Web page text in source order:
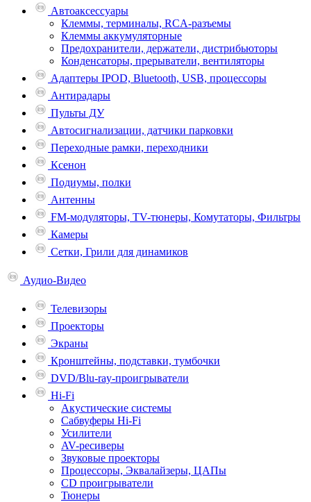
Автоаксессуары
Клеммы, терминалы, RCA-разъемы
Клеммы аккумуляторные
Предохранители, держатели, дистрибьюторы
Конденсаторы, прерыватели, вентиляторы
Адаптеры IPOD, Bluetooth, USB, процессоры
Антирадары
Пульты ДУ
Автосигнализации, датчики парковки
Переходные рамки, переходники
Ксенон
Подиумы, полки
Антенны
FM-модуляторы, TV-тюнеры, Комутаторы, Фильтры
Камеры
Сетки, Грили для динамиков
Аудио-Видео
Телевизоpы
Проекторы
Экраны
Кронштейны, подставки, тумбочки
DVD/Blu-ray-проигрыватели
Hi-Fi
Акустические системы
Сабвуферы Hi-Fi
Усилители
AV-ресиверы
Звуковые проекторы
Процессоры, Эквалайзеры, ЦАПы
CD проигрыватели
Тюнеры